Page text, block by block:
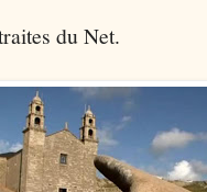
du Net.